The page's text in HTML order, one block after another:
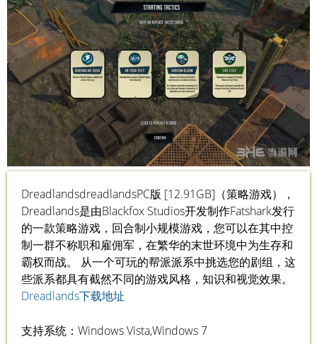
DreadlandsdreadlandsPC版 [12.91GB]（策略游戏），
Dreadlands是由Blackfox Studios开发制作Fatshark发行
的一款策略游戏，回合制小规模游戏，您可以在其中控
制一群不称职和雇佣军，在繁华的末世环境中为生存和
霸权而战。 从一个可玩的帮派派系中挑选您的剧组，这
些派系都具有截然不同的游戏风格，知识和视觉效果。
Dreadlands下载地址
支持系统：Windows Vista,Windows 7